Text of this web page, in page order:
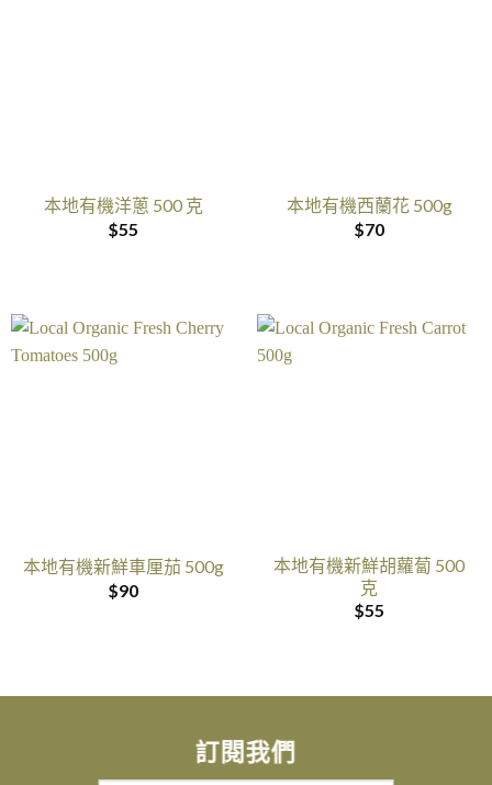
本地有機洋蔥 500 克
$55
本地有機西蘭花 500g
$70
本地有機新鮮車厘茄 500g
$90
本地有機新鮮胡蘿蔔 500
克
$55
訂閱我們